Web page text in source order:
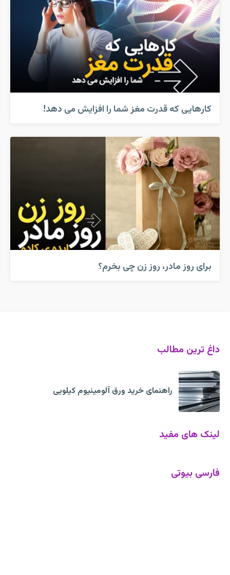
کارهایی که قدرت مغز شما را افزایش می دهد!
برای روز مادر، روز زن چی بخرم؟
داغ ترین مطالب
راهنمای خرید ورق آلومینیوم کیلویی
لینک های مفید
فارسی بیوتی